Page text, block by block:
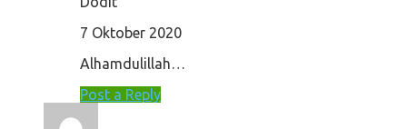
7 Oktober 2020
Alhamdulillah…
Post a Reply